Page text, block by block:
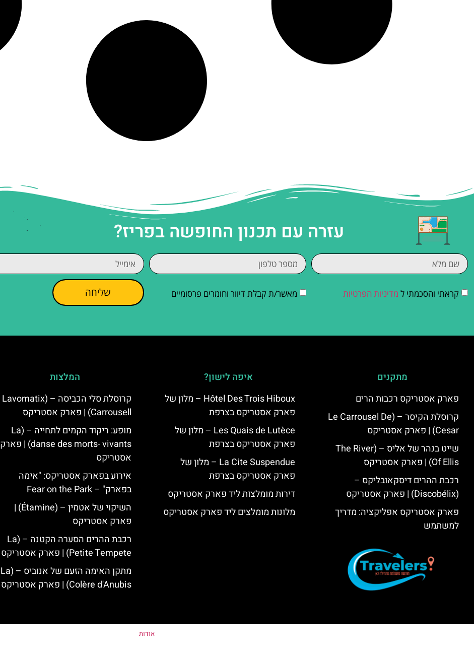
עזרה עם תכנון החופשה בפריז?
קראתי והסכמתי ל מדיניות הפרטיות מאשר/ת קבלת דיוור וחומרים פרסומיים שליחה
מתקנים
פארק אסטריקס רכבות הרים
קרוסלת הקיסר – (Le Carrousel De
Cesar) | פארק אסטריקס
שייט בנהר של אליס – (The River
Of Ellis) | פארק אסטריקס
רכבת ההרים דיסקאובליקס –
(Discobélix) | פארק אסטריקס
פארק אסטריקס אפליקציה: מדריך
למשתמש
איפה לישון?
Hôtel Des Trois Hiboux – מלון של
פארק אסטריקס בצרפת
Les Quais de Lutèce – מלון של
פארק אסטריקס בצרפת
La Cite Suspendue – מלון של
פארק אסטריקס בצרפת
דירות מומלצות ליד פארק אסטריקס
מלונות מומלצים ליד פארק אסטריקס
המלצות
קרוסלת סלי הכביסה – (Lavomatix
Carrousell) | פארק אסטריקס
מופע: ריקוד הקמים לתחייה – (La
danse des morts- vivants) | פארק
אסטריקס
אירוע בפארק אסטריקס: "אימה
בפארק" – Fear on the Park
השיקוי של אטמין – (Étamine) |
פארק אסטריקס
רכבת ההרים הסערה הקטנה – (La
Petite Tempete) | פארק אסטריקס
מתקן האימה הזעם של אנוביס – (La
Colère d'Anubis) | פארק אסטריקס
אודות